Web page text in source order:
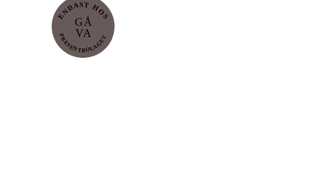
ENDAST HOS
GÅ
VA
PRESENTBOLAGET